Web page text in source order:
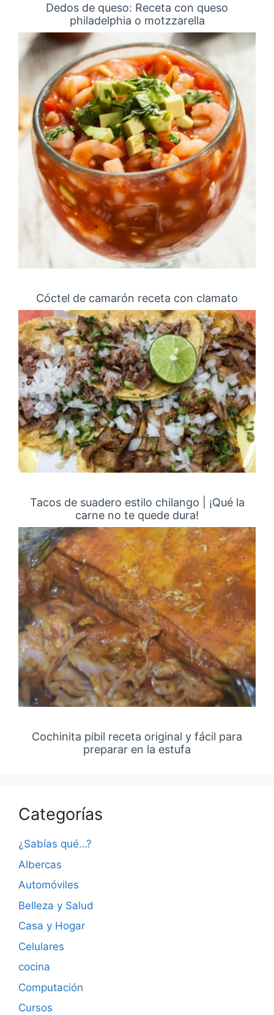
Dedos de queso: Receta con queso
philadelphia o motzzarella
Cóctel de camarón receta con clamato
Tacos de suadero estilo chilango | ¡Qué la
carne no te quede dura!
Cochinita pibil receta original y fácil para
preparar en la estufa
Categorías
¿Sabías qué…?
Albercas
Automóviles
Belleza y Salud
Casa y Hogar
Celulares
cocina
Computación
Cursos